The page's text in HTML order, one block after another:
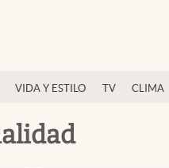
VIDA Y ESTILO TV CLIMA